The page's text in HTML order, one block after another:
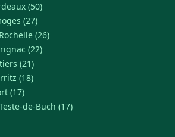
(50)
(27)
(26)
(22)
(21)
(18)
(17)
de-Buch (17)